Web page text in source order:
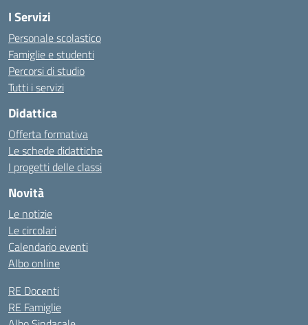
I Servizi
Personale scolastico
Famiglie e studenti
Percorsi di studio
Tutti i servizi
Didattica
Offerta formativa
Le schede didattiche
I progetti delle classi
Novità
Le notizie
Le circolari
Calendario eventi
Albo online
RE Docenti
RE Famiglie